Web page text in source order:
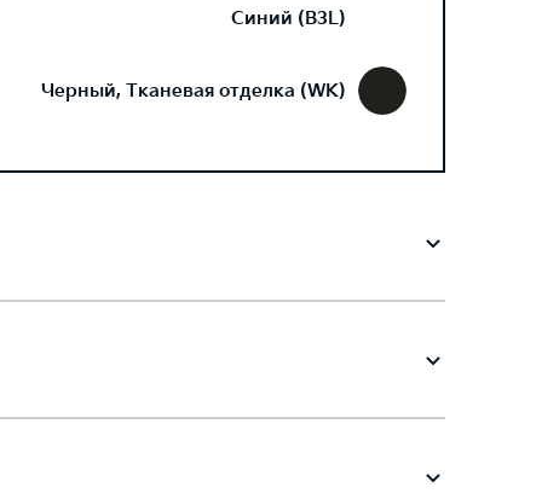
Синий (B3L)
Черный, Тканевая отделка (WK)